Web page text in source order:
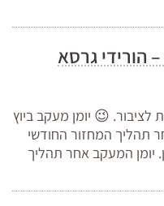
הורידי גרסא
לציבור. 😉 יומן מעקב ביוץ
תהליך המחזור החודשי
יומן המעקב אחר תהליך